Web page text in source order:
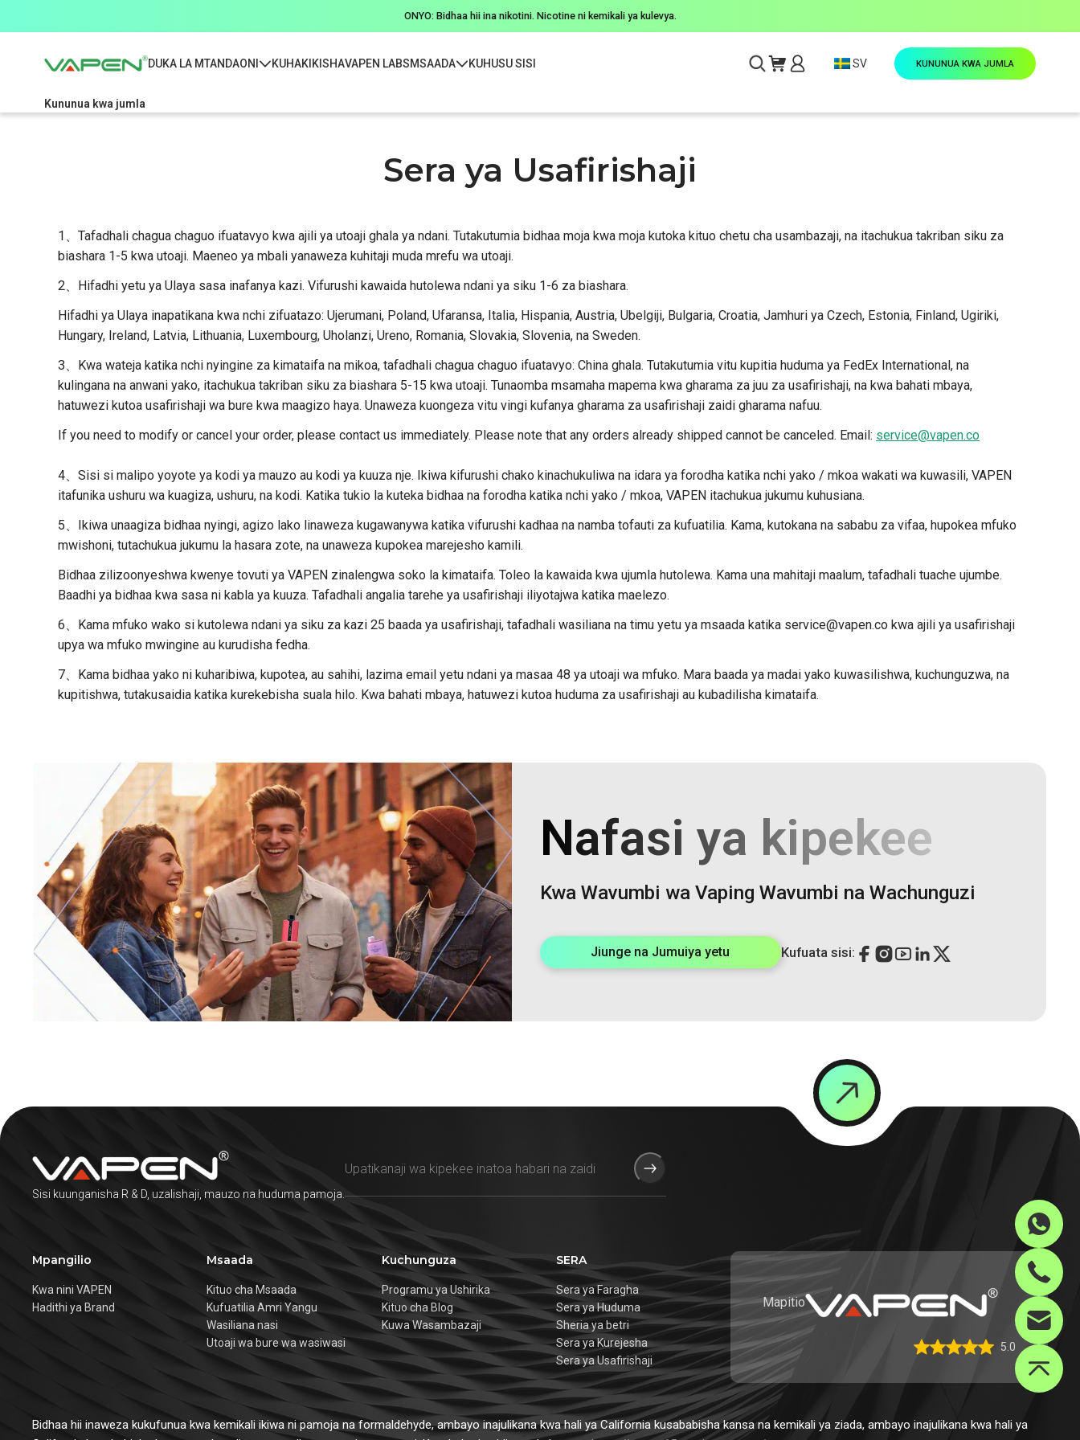
ONYO: Bidhaa hii ina nikotini. Nicotine ni kemikali ya kulevya.
DUKA LA MTANDAONI KUHAKIKISHAVAPEN LABSMSAADA KUHUSU SISI SV KUNUNUA KWA JUMLA
Kununua kwa jumla
Sera ya Usafirishaji
1、Tafadhali chagua chaguo ifuatavyo kwa ajili ya utoaji ghala ya ndani. Tutakutumia bidhaa moja kwa moja kutoka kituo chetu cha usambazaji, na itachukua takriban siku za
biashara 1-5 kwa utoaji. Maeneo ya mbali yanaweza kuhitaji muda mrefu wa utoaji.
2、Hifadhi yetu ya Ulaya sasa inafanya kazi. Vifurushi kawaida hutolewa ndani ya siku 1-6 za biashara.
Hifadhi ya Ulaya inapatikana kwa nchi zifuatazo: Ujerumani, Poland, Ufaransa, Italia, Hispania, Austria, Ubelgiji, Bulgaria, Croatia, Jamhuri ya Czech, Estonia, Finland, Ugiriki,
Hungary, Ireland, Latvia, Lithuania, Luxembourg, Uholanzi, Ureno, Romania, Slovakia, Slovenia, na Sweden.
3、Kwa wateja katika nchi nyingine za kimataifa na mikoa, tafadhali chagua chaguo ifuatavyo: China ghala. Tutakutumia vitu kupitia huduma ya FedEx International, na
kulingana na anwani yako, itachukua takriban siku za biashara 5-15 kwa utoaji. Tunaomba msamaha mapema kwa gharama za juu za usafirishaji, na kwa bahati mbaya,
hatuwezi kutoa usafirishaji wa bure kwa maagizo haya. Unaweza kuongeza vitu vingi kufanya gharama za usafirishaji zaidi gharama nafuu.
If you need to modify or cancel your order, please contact us immediately. Please note that any orders already shipped cannot be canceled. Email: service@vapen.co
4、Sisi si malipo yoyote ya kodi ya mauzo au kodi ya kuuza nje. Ikiwa kifurushi chako kinachukuliwa na idara ya forodha katika nchi yako / mkoa wakati wa kuwasili, VAPEN
itafunika ushuru wa kuagiza, ushuru, na kodi. Katika tukio la kuteka bidhaa na forodha katika nchi yako / mkoa, VAPEN itachukua jukumu kuhusiana.
5、Ikiwa unaagiza bidhaa nyingi, agizo lako linaweza kugawanywa katika vifurushi kadhaa na namba tofauti za kufuatilia. Kama, kutokana na sababu za vifaa, hupokea mfuko
mwishoni, tutachukua jukumu la hasara zote, na unaweza kupokea marejesho kamili.
Bidhaa zilizoonyeshwa kwenye tovuti ya VAPEN zinalengwa soko la kimataifa. Toleo la kawaida kwa ujumla hutolewa. Kama una mahitaji maalum, tafadhali tuache ujumbe.
Baadhi ya bidhaa kwa sasa ni kabla ya kuuza. Tafadhali angalia tarehe ya usafirishaji iliyotajwa katika maelezo.
6、Kama mfuko wako si kutolewa ndani ya siku za kazi 25 baada ya usafirishaji, tafadhali wasiliana na timu yetu ya msaada katika service@vapen.co kwa ajili ya usafirishaji
upya wa mfuko mwingine au kurudisha fedha.
7、Kama bidhaa yako ni kuharibiwa, kupotea, au sahihi, lazima email yetu ndani ya masaa 48 ya utoaji wa mfuko. Mara baada ya madai yako kuwasilishwa, kuchunguzwa, na
kupitishwa, tutakusaidia katika kurekebisha suala hilo. Kwa bahati mbaya, hatuwezi kutoa huduma za usafirishaji au kubadilisha kimataifa.
Nafasi ya kipekee
Kwa Wavumbi wa Vaping Wavumbi na Wachunguzi
Jiunge na Jumuiya yetu Kufuata sisi:
Sisi kuunganisha R & D, uzalishaji, mauzo na huduma pamoja.
Mpangilio
Kwa nini VAPEN
Hadithi ya Brand
Msaada
Kituo cha Msaada
Kufuatilia Amri Yangu
Wasiliana nasi
Utoaji wa bure wa wasiwasi
Kuchunguza
Programu ya Ushirika
Kituo cha Blog
Kuwa Wasambazaji
SERA
Sera ya Faragha
Sera ya Huduma
Sheria ya betri
Sera ya Kurejesha
Sera ya Usafirishaji
Mapitio
5.0
Bidhaa hii inaweza kukufunua kwa kemikali ikiwa ni pamoja na formaldehyde, ambayo inajulikana kwa hali ya California kusababisha kansa na kemikali ya ziada, ambayo inajulikana kwa hali ya